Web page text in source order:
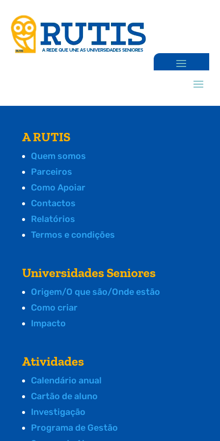
A RUTIS
Quem somos
Parceiros
Como Apoiar
Contactos
Relatórios
Termos e condições
Universidades Seniores
Origem/O que são/Onde estão
Como criar
Impacto
Atividades
Calendário anual
Cartão de aluno
Investigação
Programa de Gestão